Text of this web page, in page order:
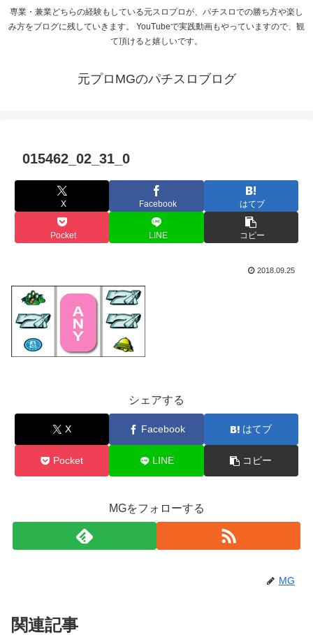
専業・兼業どちらの経験もしている元スロプロが、パチスロでの勝ち方や楽し
み方をブログに残していきます。 YouTubeで実践動画もやっていますので、観
て頂けると嬉しいです。
元プロMGのパチスロブログ
015462_02_31_0
X Facebook はてブ
Pocket LINE コピー
2018.09.25
シェアする
X Facebook はてブ
Pocket LINE コピー
MGをフォローする
MG
関連記事